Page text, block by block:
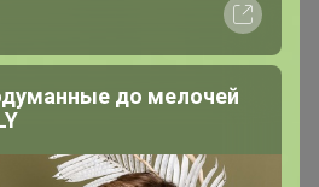
до мелочей